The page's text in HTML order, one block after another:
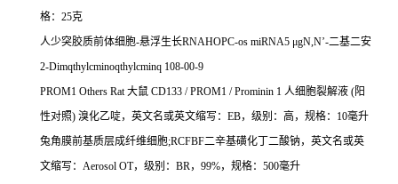
格： 25克
人少突胶质前体细胞-悬浮生长RNAHOPC-os miRNA5 μgN,N’-二基二安
2-Dimqthylcminoqthylcminq 108-00-9
PROM1 Others Rat大鼠 CD133 / PROM1 / Prominin 1 人细胞裂解液 (阳
性对照) 溴化乙啶，英文名或英文缩写： EB，级别：高，规格： 10毫升
兔角膜前基质层成纤维细胞;RCFBF二辛基磺化丁二酸钠，英文名或英
文缩写： Aerosol OT，级别： BR， 99%，规格： 500毫升